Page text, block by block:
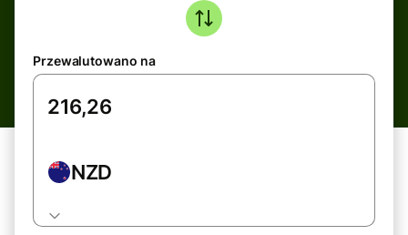
Przewalutowano na
NZD